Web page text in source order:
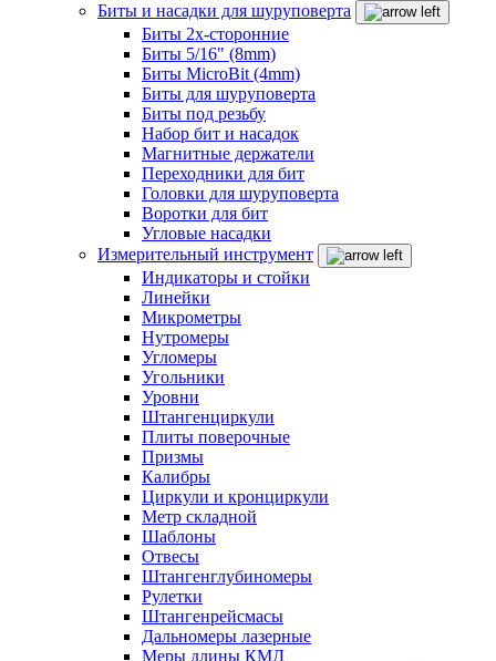
Биты и насадки для шуруповерта
Биты 2х-сторонние
Биты 5/16" (8mm)
Биты MicroBit (4mm)
Биты для шуруповерта
Биты под резьбу
Набор бит и насадок
Магнитные держатели
Переходники для бит
Головки для шуруповерта
Воротки для бит
Угловые насадки
Измерительный инструмент
Индикаторы и стойки
Линейки
Микрометры
Нутромеры
Угломеры
Угольники
Уровни
Штангенциркули
Плиты поверочные
Призмы
Калибры
Циркули и кронциркули
Метр складной
Шаблоны
Отвесы
Штангенглубиномеры
Рулетки
Штангенрейсмасы
Дальномеры лазерные
Меры длины КМД